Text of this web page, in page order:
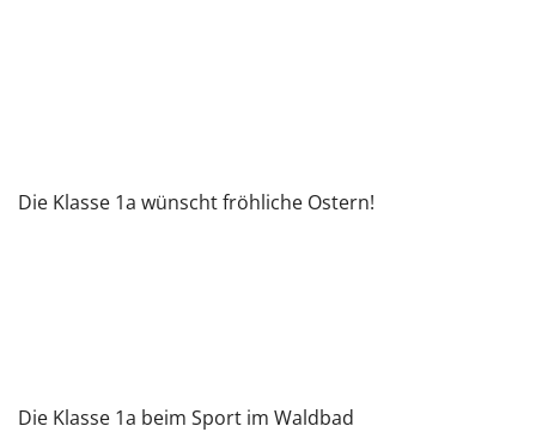
Die Klasse 1a wünscht fröhliche Ostern!
Die Klasse 1a beim Sport im Waldbad